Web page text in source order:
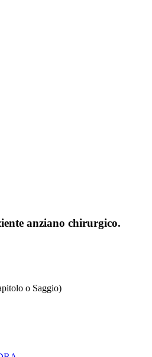
anziano chirurgico.
o Saggio)